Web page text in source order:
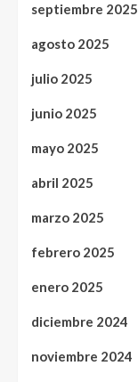
septiembre 2025
agosto 2025
julio 2025
junio 2025
mayo 2025
abril 2025
marzo 2025
febrero 2025
enero 2025
diciembre 2024
noviembre 2024